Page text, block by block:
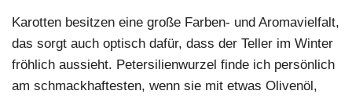
Karotten besitzen eine große Farben- und Aromavielfalt,
das sorgt auch optisch dafür, dass der Teller im Winter
fröhlich aussieht. Petersilienwurzel finde ich persönlich
am schmackhaftesten, wenn sie mit etwas Olivenöl,